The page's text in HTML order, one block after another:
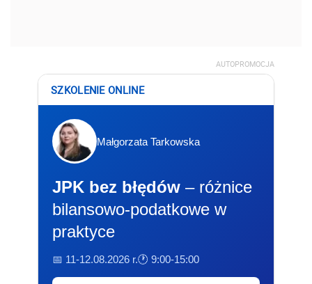
AUTOPROMOCJA
SZKOLENIE ONLINE
Małgorzata Tarkowska
JPK bez błędów – różnice
bilansowo-podatkowe w
praktyce
📅 11-12.08.2026 r.🕐 9:00-15:00